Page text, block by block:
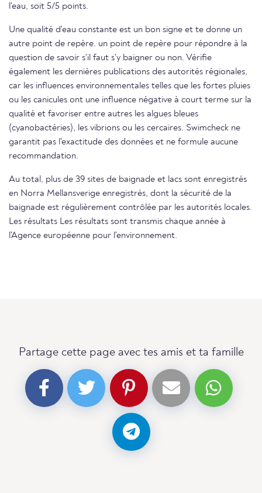
l'eau, soit 5/5 points.
Une qualité d'eau constante est un bon signe et te donne un
autre point de repère. un point de repère pour répondre à la
question de savoir s'il faut s'y baigner ou non. Vérifie
également les dernières publications des autorités régionales,
car les influences environnementales telles que les fortes pluies
ou les canicules ont une influence négative à court terme sur la
qualité et favoriser entre autres les algues bleues
(cyanobactéries), les vibrions ou les cercaires. Swimcheck ne
garantit pas l'exactitude des données et ne formule aucune
recommandation.
Au total, plus de 39 sites de baignade et lacs sont enregistrés
en Norra Mellansverige enregistrés, dont la sécurité de la
baignade est régulièrement contrôlée par les autorités locales.
Les résultats Les résultats sont transmis chaque année à
l'Agence européenne pour l'environnement.
Partage cette page avec tes amis et ta famille